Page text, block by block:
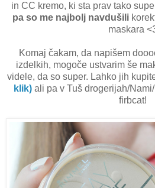
in CC kremo, ki sta prav tako
pa so me najbolj navdušili
maskara
Komaj čakam, da napišem
izdelkih, mogoče ustvarim še
videle, da so super. Lahko jih
klik) ali pa v Tuš drogerijah/
firbcat!